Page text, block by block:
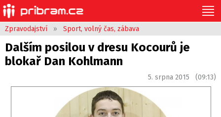
Zpravodajství » Sport, volný čas, zábava
Dalším posilou v dresu Kocourů je
blokař Dan Kohlmann
5. srpna 2015 (09:13)